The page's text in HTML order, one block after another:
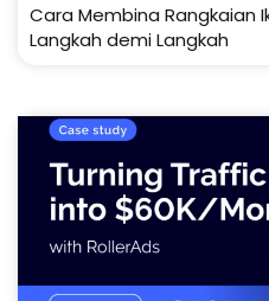
Cara Membina Rangkaian
Langkah demi Langkah